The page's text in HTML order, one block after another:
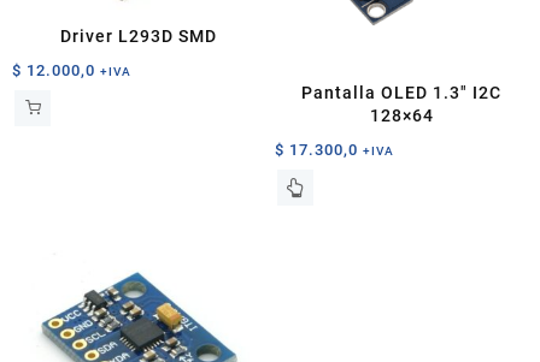
Driver L293D SMD
$ 12.000,0 +IVA
Pantalla OLED 1.3″ I2C
128×64
$ 17.300,0 +IVA
Este